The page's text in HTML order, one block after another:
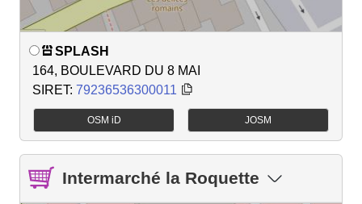
SPLASH
164, BOULEVARD DU 8 MAI
SIRET: 79236536300011
OSM iD JOSM
Intermarché la Roquette